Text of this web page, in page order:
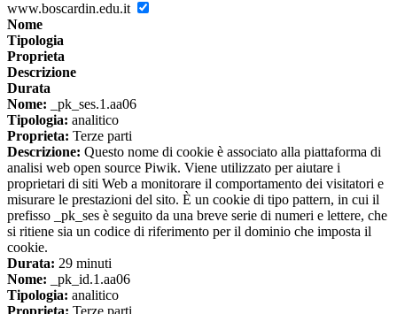
www.boscardin.edu.it
Nome
Tipologia
Proprieta
Descrizione
Durata
Nome: _pk_ses.1.aa06
Tipologia: analitico
Proprieta: Terze parti
Descrizione: Questo nome di cookie è associato alla piattaforma di
analisi web open source Piwik. Viene utilizzato per aiutare i
proprietari di siti Web a monitorare il comportamento dei visitatori e
misurare le prestazioni del sito. È un cookie di tipo pattern, in cui il
prefisso _pk_ses è seguito da una breve serie di numeri e lettere, che
si ritiene sia un codice di riferimento per il dominio che imposta il
cookie.
Durata: 29 minuti
Nome: _pk_id.1.aa06
Tipologia: analitico